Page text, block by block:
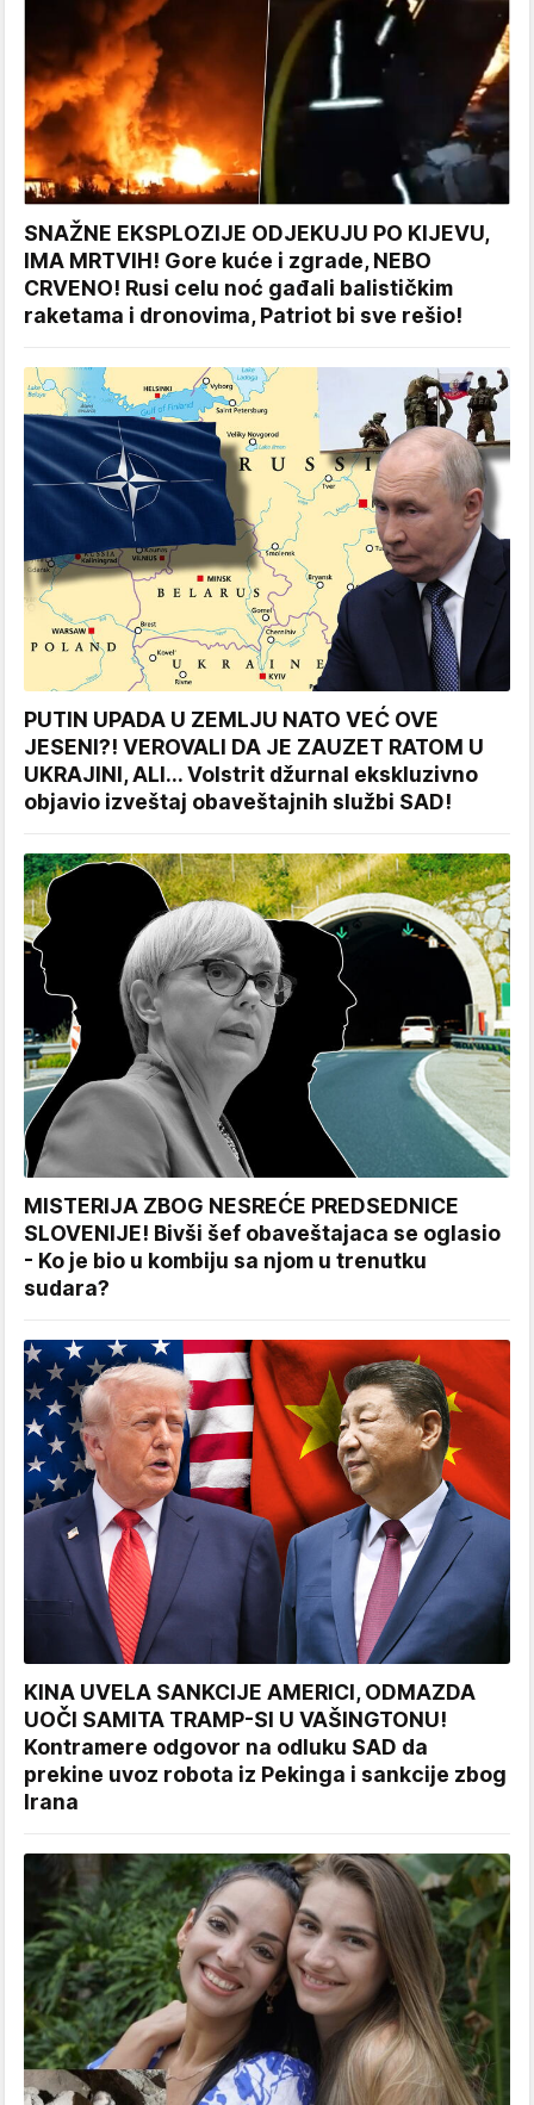
SNAŽNE EKSPLOZIJE ODJEKUJU PO KIJEVU,
IMA MRTVIH! Gore kuće i zgrade, NEBO
CRVENO! Rusi celu noć gađali balističkim
raketama i dronovima, Patriot bi sve rešio!
PUTIN UPADA U ZEMLJU NATO VEĆ OVE
JESENI?! VEROVALI DA JE ZAUZET RATOM U
UKRAJINI, ALI... Volstrit džurnal ekskluzivno
objavio izveštaj obaveštajnih službi SAD!
MISTERIJA ZBOG NESREĆE PREDSEDNICE
SLOVENIJE! Bivši šef obaveštajaca se oglasio
- Ko je bio u kombiju sa njom u trenutku
sudara?
KINA UVELA SANKCIJE AMERICI, ODMAZDA
UOČI SAMITA TRAMP-SI U VAŠINGTONU!
Kontramere odgovor na odluku SAD da
prekine uvoz robota iz Pekinga i sankcije zbog
Irana